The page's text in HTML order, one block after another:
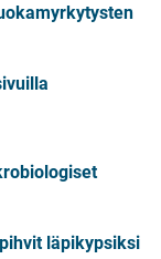
läpikypsiksi